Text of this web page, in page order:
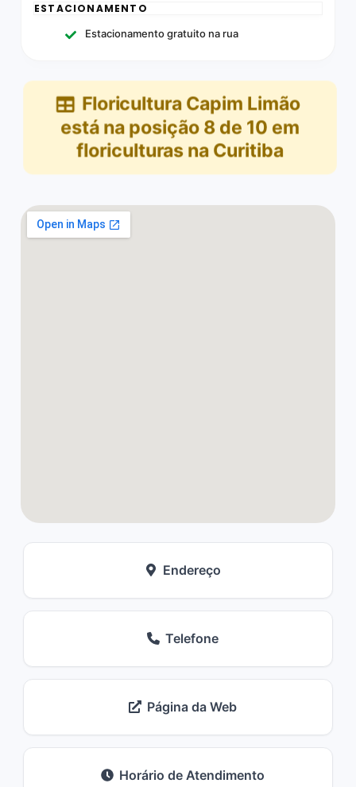
ESTACIONAMENTO
Estacionamento gratuito na rua
Floricultura Capim Limão
está na posição 8 de 10 em
floriculturas na Curitiba
Endereço
Telefone
Página da Web
Horário de Atendimento